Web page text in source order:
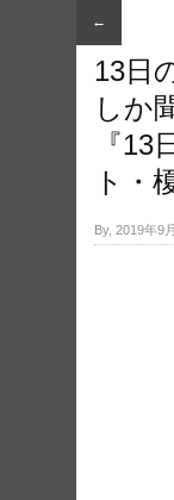
←
13日
しか
『
ト・
By, 2019年9